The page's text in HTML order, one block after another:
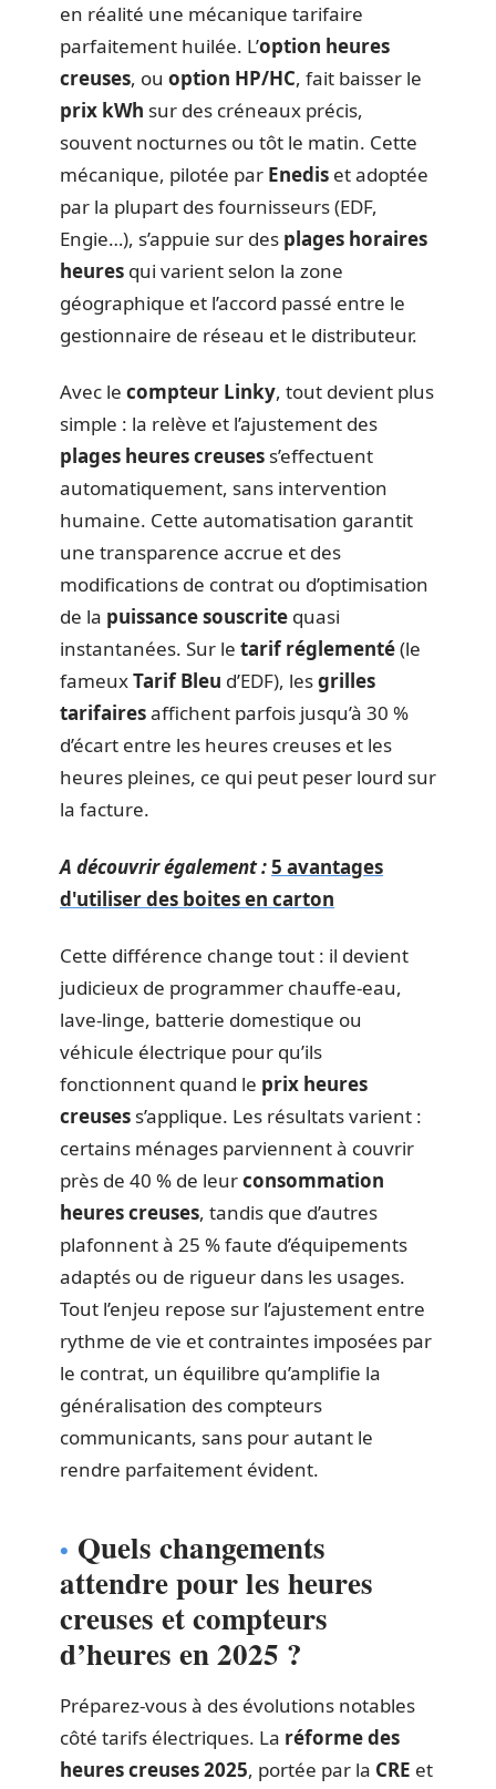
en réalité une mécanique tarifaire
parfaitement huilée. L’option heures
creuses, ou option HP/HC, fait baisser le
prix kWh sur des créneaux précis,
souvent nocturnes ou tôt le matin. Cette
mécanique, pilotée par Enedis et adoptée
par la plupart des fournisseurs (EDF,
Engie…), s’appuie sur des plages horaires
heures qui varient selon la zone
géographique et l’accord passé entre le
gestionnaire de réseau et le distributeur.
Avec le compteur Linky, tout devient plus
simple : la relève et l’ajustement des
plages heures creuses s’effectuent
automatiquement, sans intervention
humaine. Cette automatisation garantit
une transparence accrue et des
modifications de contrat ou d’optimisation
de la puissance souscrite quasi
instantanées. Sur le tarif réglementé(le
fameuxTarif Bleu d’EDF), lesgrilles
tarifairesaffichent parfois jusqu’à 30 %
d’écart entre les heures creuses et les
heures pleines, ce qui peut peser lourd sur
la facture.
A découvrir également :5 avantages
d'utiliser des boites en carton
Cette différence change tout : il devient
judicieux de programmer chauffe-eau,
lave-linge, batterie domestique ou
véhicule électrique pour qu’ils
fonctionnent quand le prix heures
creuses s’applique. Les résultats varient :
certains ménages parviennent à couvrir
près de 40 % de leurconsommation
heures creuses, tandis que d’autres
plafonnent à 25 % faute d’équipements
adaptés ou de rigueur dans les usages.
Tout l’enjeu repose sur l’ajustement entre
rythme de vie et contraintes imposées par
le contrat, un équilibre qu’amplifie la
généralisation des compteurs
communicants, sans pour autant le
rendre parfaitement évident.
Quels changements
attendre pour les heures
creuses et compteurs
d’heures en 2025 ?
Préparez-vous à des évolutions notables
côté tarifs électriques. La réforme des
heures creuses 2025, portée par la CRE et